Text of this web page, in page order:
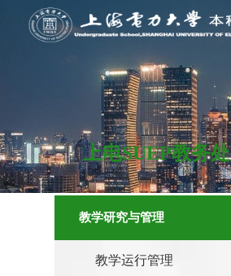
上电SUEP教务处
教学研究与管理
教学运行管理